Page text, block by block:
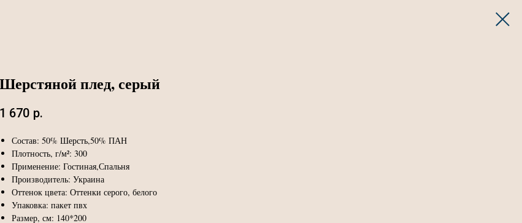
Шерстяной плед, серый
1 670 р.
Состав: 50% Шерсть,50% ПАН
Плотность, г/м²: 300
Применение: Гостиная,Спальня
Производитель: Украина
Оттенок цвета: Оттенки серого, белого
Упаковка: пакет пвх
Размер, см: 140*200